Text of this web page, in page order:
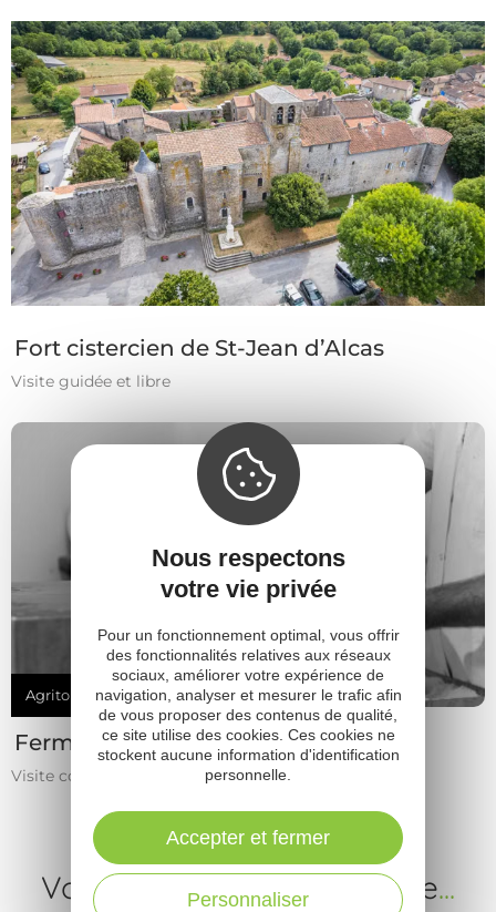
Fort cistercien de St-Jean d’Alcas
Visite guidée et libre
Agritourisme
Ferme d'Alcas (brebis)
Visite commentée et libre
Votre prochaine expérience...
Nous respectons
votre vie privée
Pour un fonctionnement optimal, vous offrir
des fonctionnalités relatives aux réseaux
sociaux, améliorer votre expérience de
navigation, analyser et mesurer le trafic afin
de vous proposer des contenus de qualité,
ce site utilise des cookies. Ces cookies ne
stockent aucune information d'identification
personnelle.
Personnaliser
Accepter et fermer